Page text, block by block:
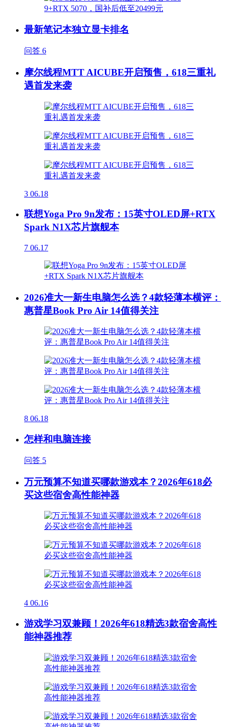
最新笔记本独立显卡排名
问答 6
摩尔线程MTT AICUBE开启预售，618三重礼
遇首发来袭
3 06.18
联想Yoga Pro 9n发布：15英寸OLED屏+RTX
Spark N1X芯片旗舰本
7 06.17
2026准大一新生电脑怎么选？4款轻薄本横评：
惠普星Book Pro Air 14值得关注
8 06.18
怎样和电脑连接
问答 5
万元预算不知道买哪款游戏本？2026年618必
买这些宿舍高性能神器
4 06.16
游戏学习双兼顾！2026年618精选3款宿舍高性
能神器推荐